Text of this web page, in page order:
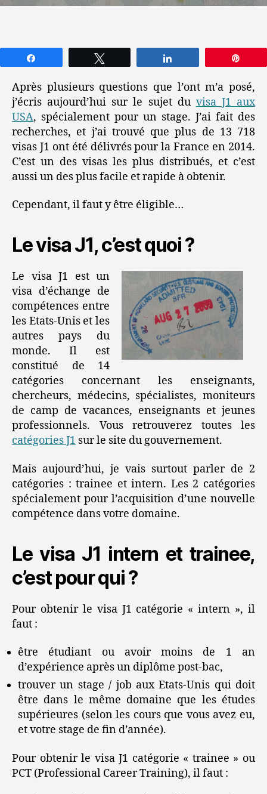
Après plusieurs questions que l’ont m’a posé,
j’écris aujourd’hui sur le sujet du visa J1 aux
USA, spécialement pour un stage. J’ai fait des
recherches, et j’ai trouvé que plus de 13 718
visas J1 ont été délivrés pour la France en 2014.
C’est un des visas les plus distribués, et c’est
aussi un des plus facile et rapide à obtenir.
Cependant, il faut y être éligible…
Le visa J1, c’est quoi ?
Le visa J1 est un
visa d’échange de
compétences entre
les Etats-Unis et les
autres pays du
monde. Il est
constitué de 14
catégories concernant les enseignants,
chercheurs, médecins, spécialistes, moniteurs
de camp de vacances, enseignants et jeunes
professionnels. Vous retrouverez toutes les
catégories J1 sur le site du gouvernement.
Mais aujourd’hui, je vais surtout parler de 2
catégories : trainee et intern. Les 2 catégories
spécialement pour l’acquisition d’une nouvelle
compétence dans votre domaine.
Le visa J1 intern et trainee,
c’est pour qui ?
Pour obtenir le visa J1 catégorie « intern », il
faut :
être étudiant ou avoir moins de 1 an
d’expérience après un diplôme post-bac,
trouver un stage / job aux Etats-Unis qui doit
être dans le même domaine que les études
supérieures (selon les cours que vous avez eu,
et votre stage de fin d’année).
Pour obtenir le visa J1 catégorie « trainee » ou
PCT (Professional Career Training), il faut :